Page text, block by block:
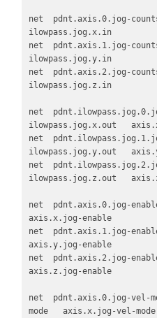
net  pdnt.axis.0.jog-
ilowpass.jog.x.in
net  pdnt.axis.1.jog-
ilowpass.jog.y.in
net  pdnt.axis.2.jog-
ilowpass.jog.z.in
net
ilowpass.jog.x.out
net
ilowpass.jog.y.out
net
ilowpass.jog.z.out
net  pdnt.axis.0.jog-
axis.x.jog-enable
net  pdnt.axis.1.jog-
axis.y.jog-enable
net  pdnt.axis.2.jog-
axis.z.jog-enable
net  pdnt.axis.0.jog-vel-
mode   axis.x.jog-vel-mode